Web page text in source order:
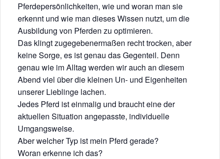
Pferdepersönlichkeiten, wie und woran man sie
erkennt und wie man dieses Wissen nutzt, um die
Ausbildung von Pferden zu optimieren.
Das klingt zugegebenermaßen recht trocken, aber
keine Sorge, es ist genau das Gegenteil. Denn
genau wie im Alltag werden wir auch an diesem
Abend viel über die kleinen Un- und Eigenheiten
unserer Lieblinge lachen.
Jedes Pferd ist einmalig und braucht eine der
aktuellen Situation angepasste, individuelle
Umgangsweise.
Aber welcher Typ ist mein Pferd gerade?
Woran erkenne ich das?